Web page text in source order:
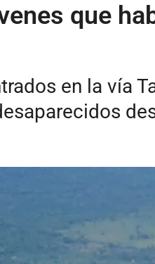
que
en la vía